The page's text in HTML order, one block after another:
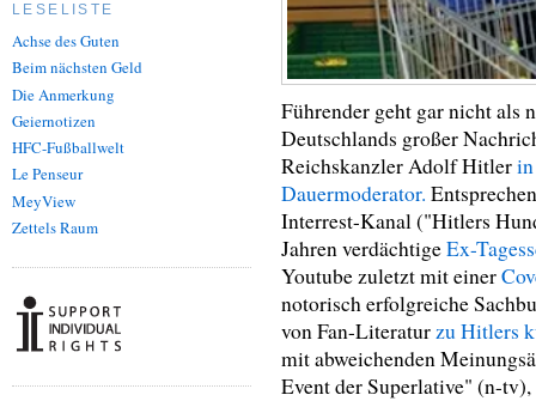
LESELISTE
Achse des Guten
Beim nächsten Geld
Die Anmerkung
Geiernotizen
HFC-Fußballwelt
Le Penseur
MeyView
Zettels Raum
Führender geht gar nicht als
Deutschlands großer
Reichskanzler Adolf Hitler
Dauermoderator.
Interrest-Kanal ("Hitlers
Jahren verdächtigeEx-
Youtube zuletzt mit einer
notorisch erfolgreiche
von Fan-Literatur zu Hitlers
mit abweichenden
Event der Superlative" (n-tv),